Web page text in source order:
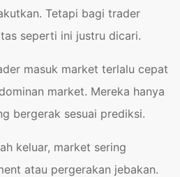
Tetapi bagi trader
seperti ini justru dicari.
masuk market terlalu cepat
market. Mereka hanya
bergerak sesuai prediksi.
keluar, market sering
atau pergerakan jebakan.